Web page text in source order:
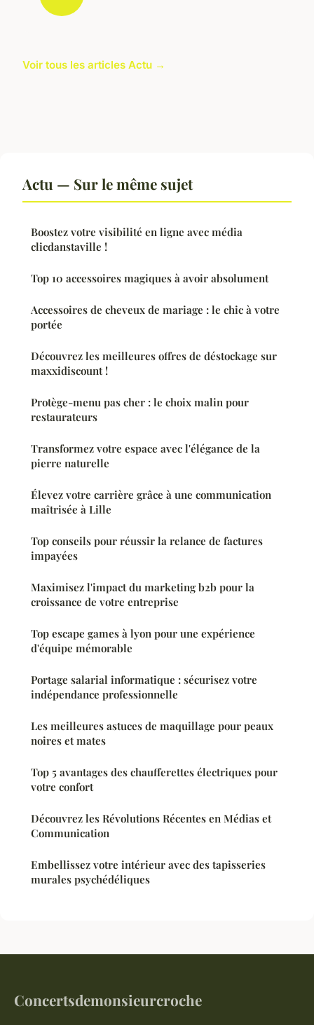
Voir tous les articles Actu →
Actu — Sur le même sujet
Boostez votre visibilité en ligne avec média
clicdanstaville !
Top 10 accessoires magiques à avoir absolument
Accessoires de cheveux de mariage : le chic à votre
portée
Découvrez les meilleures offres de déstockage sur
maxxidiscount !
Protège-menu pas cher : le choix malin pour
restaurateurs
Transformez votre espace avec l'élégance de la
pierre naturelle
Élevez votre carrière grâce à une communication
maîtrisée à Lille
Top conseils pour réussir la relance de factures
impayées
Maximisez l'impact du marketing b2b pour la
croissance de votre entreprise
Top escape games à lyon pour une expérience
d'équipe mémorable
Portage salarial informatique : sécurisez votre
indépendance professionnelle
Les meilleures astuces de maquillage pour peaux
noires et mates
Top 5 avantages des chaufferettes électriques pour
votre confort
Découvrez les Révolutions Récentes en Médias et
Communication
Embellissez votre intérieur avec des tapisseries
murales psychédéliques
Concertsdemonsieurcroche